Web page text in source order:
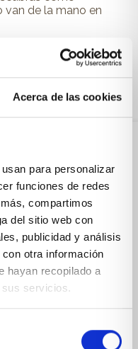
Acerca de las cookies
para personalizar
funciones de redes
compartimos
del sitio web con
publicidad y análisis
otra información
hayan recopilado a
servicios.
van de la mano en